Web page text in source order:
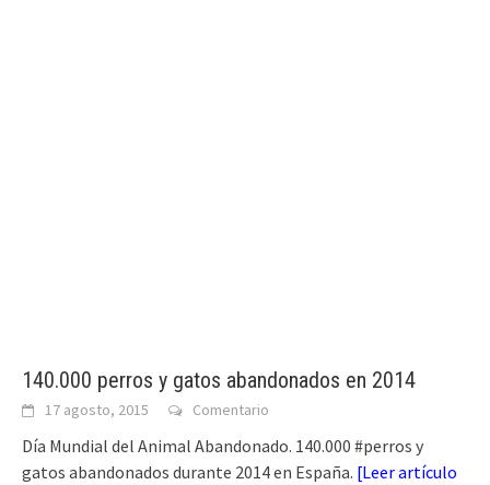
140.000 perros y gatos abandonados en 2014
17 agosto, 2015 Comentario
Día Mundial del Animal Abandonado. 140.000 #perros y
gatos abandonados durante 2014 en España. [Leer artículo